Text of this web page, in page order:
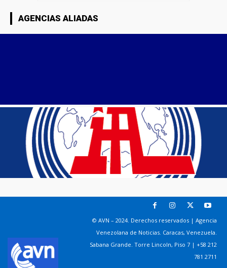
AGENCIAS ALIADAS
© AVN – 2024. Derechos reservados | Agencia
Venezolana de Noticias. Caracas, Venezuela.
Sabana Grande. Torre Lincoln, Piso 7 | +58 212
781 2711